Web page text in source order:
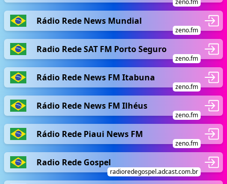
zeno.fm
Rádio Rede News Mundial
zeno.fm
Radio Rede SAT FM Porto Seguro
zeno.fm
Rádio Rede News FM Itabuna
zeno.fm
Rádio Rede News FM Ilhéus
zeno.fm
Rádio Rede Piaui News FM
zeno.fm
Radio Rede Gospel
radioredegospel.adcast.com.br